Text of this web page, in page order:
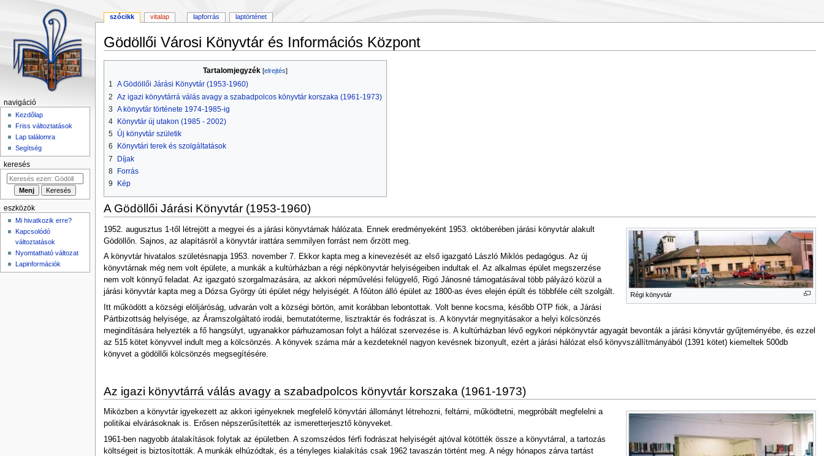
Gödöllői Városi Könyvtár és Információs Központ
navigációhoz
kereséshez
Tartalomjegyzék
1 A Gödöllői Járási Könyvtár (1953-1960)
2 Az igazi könyvtárrá válás avagy a szabadpolcos könyvtár korszaka (1961-1973)
3 A könyvtár története 1974-1985-ig
4
Könyvtár új utakon (1985 - 2002)
5 Új könyvtár születik
6
Könyvtári terek és szolgáltatások
7
Díjak
8 Forrás
9
Kép
A Gödöllői Járási Könyvtár (1953-1960)
Régi könyvtár
1952. augusztus 1-től létrejött a megyei és a járási könyvtárnak hálózata. Ennek eredményeként 1953. októberében járási könyvtár alakult
Gödöllőn. Sajnos, az alapításról a könyvtár irattára semmilyen forrást nem őrzött meg.
A könyvtár hivatalos születésnapja 1953. november 7. Ekkor kapta meg a kinevezését az első igazgató László Miklós pedagógus. Az új
könyvtárnak még nem volt épülete, a munkák a kultúrházban a régi népkönyvtár helyiségeiben indultak el. Az alkalmas épület megszerzése
nem volt könnyű feladat. Az igazgató szorgalmazására, az akkori népművelési felügyelő, Rigó Jánosné támogatásával több pályázó közül a
járási könyvtár kapta meg a Dózsa György úti épület négy helyiségét. A főúton álló épület az 1800-as éves elején épült és többféle célt szolgált.
Itt működött a községi elöljáróság, udvarán volt a községi börtön, amit korábban lebontottak. Volt benne kocsma, később OTP fiók, a Járási
Pártbizottság helyisége, az Áramszolgáltató irodái, bemutatóterme, lisztraktár és fodrászat is. A könyvtár megnyitásakor a helyi kölcsönzés
megindítására helyezték a fő hangsúlyt, ugyanakkor párhuzamosan folyt a hálózat szervezése is. A kultúrházban lévő egykori népkönyvtár agyagát bevonták a járási könyvtár gyűjteményébe, és ezzel
az 515 kötet könyvvel indult meg a kölcsönzés. A könyvek száma már a kezdeteknél nagyon kevésnek bizonyult, ezért a járási hálózat első könyvszállítmányából (1391 kötet) kiemeltek 500db
könyvet a gödöllői kölcsönzés megsegítésére.
Az igazi könyvtárrá válás avagy a szabadpolcos könyvtár korszaka (1961-1973)
Miközben a könyvtár igyekezett az akkori igényeknek megfelelő könyvtári állományt létrehozni, feltárni, működtetni, megpróbált megfelelni a
politikai elvárásoknak is. Erősen népszerűsítették az ismeretterjesztő könyveket.
1961-ben nagyobb átalakítások folytak az épületben. A szomszédos férfi fodrászat helyiségét ajtóval kötötték össze a könyvtárral, a tartozás
költségeit is biztosították. A munkák elhúzódtak, és a tényleges kialakítás csak 1962 tavaszán történt meg. A négy hónapos zárva tartást
szócikk vitalap lapforrás laptörténet
navigáció
Kezdőlap
Friss változtatások
Lap találomra
Segítség
keresés
eszközök
Mi hivatkozik erre?
Kapcsolódó
változtatások
Nyomtatható változat
Lapinformációk